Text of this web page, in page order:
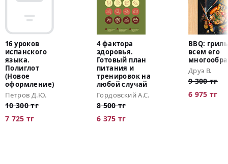
16 уроков
испанского
языка.
Полиглот
(Новое
оформление)
Петров Д.Ю.
10 300 тг
7 725 тг
4 фактора
здоровья.
Готовый план
питания и
тренировок на
любой случай
Гордовский А.С.
8 500 тг
6 375 тг
BBQ:
всем его
Друэ В.
9 300 тг
6 975 тг